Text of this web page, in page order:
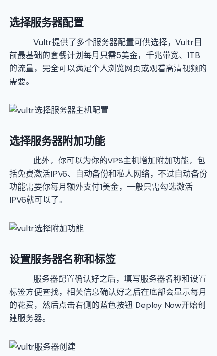
选择服务器配置
Vultr提供了多个服务器配置可供选择，Vultr目
前最基础的套餐计划每月只需5美金，千兆带宽、1TB
的流量，完全可以满足个人浏览网页或观看高清视频的
需要。
选择服务器附加功能
此外，你可以为你的VPS主机增加附加功能，包
括免费激活IPV6、自动备份和私人网络，不过自动备份
功能需要你每月额外支付1美金，一般只需勾选激活
IPV6就可以了。
设置服务器名称和标签
服务器配置确认好之后，填写服务器名称和设置
标签方便查找，相关信息确认好之后在底部会显示每月
的花费，然后点击右侧的蓝色按钮 Deploy Now开始创
建服务器。